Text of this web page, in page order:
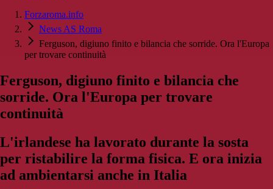
Forzaroma.info
News AS Roma
Ferguson, digiuno finito e bilancia che sorride. Ora l'Europa
per trovare continuità
Ferguson, digiuno finito e bilancia che
sorride. Ora l'Europa per trovare
continuità
L'irlandese ha lavorato durante la sosta
per ristabilire la forma fisica. E ora inizia
ad ambientarsi anche in Italia